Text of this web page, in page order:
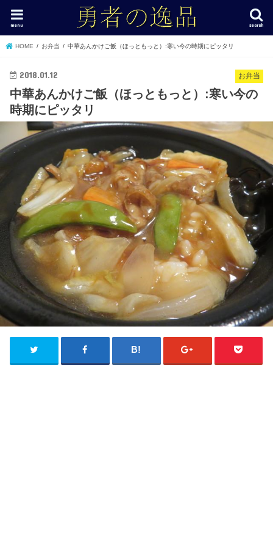
search
menu
HOME お弁当 中華あんかけご飯（ほっともっと）:寒い今の時期にピッタリ
お弁当
2018.01.12
中華あんかけご飯（ほっともっと）:寒い今の
時期にピッタリ